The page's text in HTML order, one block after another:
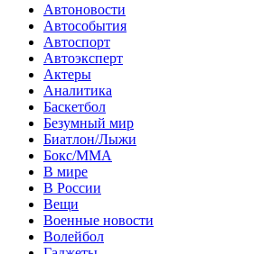
Автоновости
Автособытия
Автоспорт
Автоэксперт
Актеры
Аналитика
Баскетбол
Безумный мир
Биатлон/Лыжи
Бокс/MMA
В мире
В России
Вещи
Военные новости
Волейбол